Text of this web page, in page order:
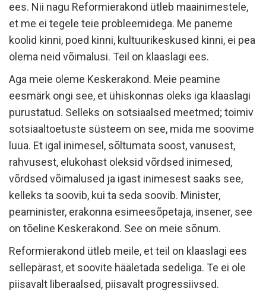
ees. Nii nagu Reformierakond ütleb maainimestele,
et me ei tegele teie probleemidega. Me paneme
koolid kinni, poed kinni, kultuurikeskused kinni, ei pea
olema neid võimalusi. Teil on klaaslagi ees.
Aga meie oleme Keskerakond. Meie peamine
eesmärk ongi see, et ühiskonnas oleks iga klaaslagi
purustatud. Selleks on sotsiaalsed meetmed; toimiv
sotsiaaltoetuste süsteem on see, mida me soovime
luua. Et igal inimesel, sõltumata soost, vanusest,
rahvusest, elukohast oleksid võrdsed inimesed,
võrdsed võimalused ja igast inimesest saaks see,
kelleks ta soovib, kui ta seda soovib. Minister,
peaminister, erakonna esimeesõpetaja, insener, see
on tõeline Keskerakond. See on meie sõnum.
Reformierakond ütleb meile, et teil on klaaslagi ees
sellepärast, et soovite hääletada sedeliga. Te ei ole
piisavalt liberaalsed, piisavalt progressiivsed.